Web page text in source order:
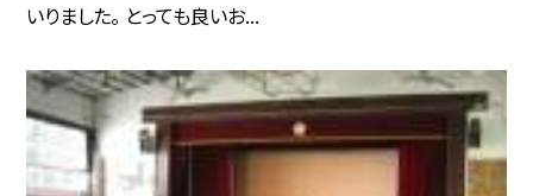
いりました。 とっても良いお...